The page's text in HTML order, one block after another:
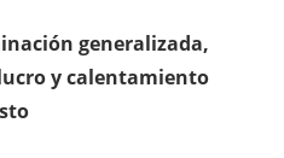
generalizada,
y calentamiento